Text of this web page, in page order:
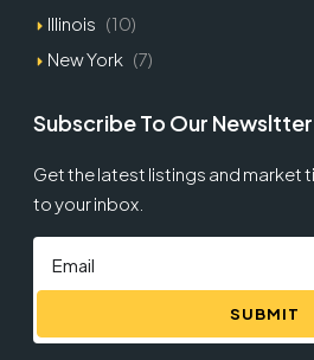
Illinois (10)
New York (7)
Subscribe To Our Newsltter
Get the latest listings and market
to your inbox.
SUBMIT